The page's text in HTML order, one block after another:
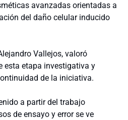
avanzadas orientadas a
del daño celular inducido
Vallejos, valoró
esta etapa investigativa y
de la iniciativa.
a partir del trabajo
de ensayo y error se ve